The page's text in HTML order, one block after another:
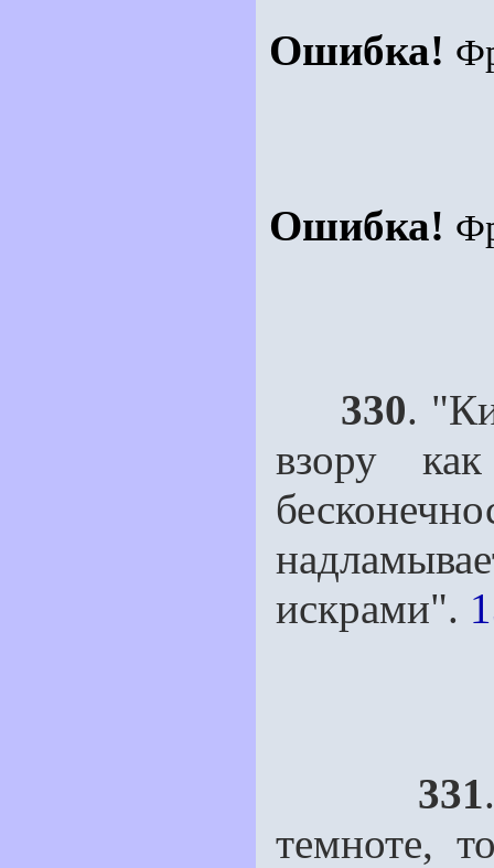
Ошибка!
Ошибка!
330.
взору
искрами".
331
темноте,